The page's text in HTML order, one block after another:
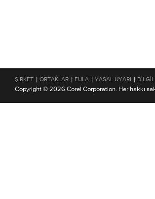
ŞIRKET | ORTAKLAR | EULA | YASAL UYARI |
Copyright © 2026 Corel Corporation. Her hakkı